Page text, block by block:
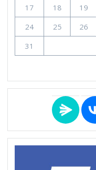
17
18 19
24
25 26
31